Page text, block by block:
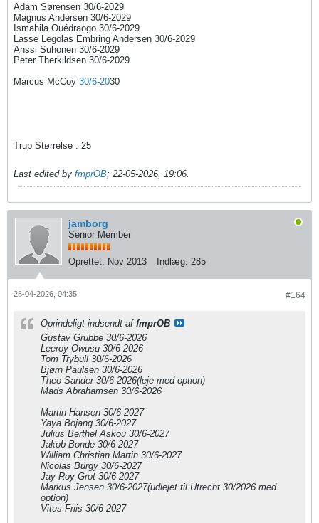
Adam Sørensen 30/6-2029​
Magnus Andersen 30/6-2029​
Ismahila Ouédraogo 30/6-2029
Lasse Legolas Embring Andersen 30/6-2029
Anssi Suhonen 30/6-2029
Peter Therkildsen 30/6-2029
Marcus McCoy 30/6-2030
Trup Størrelse : 25
Last edited by fmprOB; 22-05-2026, 19:06
jamborg
Senior Member
Oprettet: Nov 2013 Indlæg: 285
#164
28-04-2026, 04:35
Oprindeligt indsendt af fmprOB
Gustav Grubbe 30/6-2026
Leeroy Owusu 30/6-2026
Tom Trybull 30/6-2026
Bjørn Paulsen 30/6-2026
Theo Sander 30/6-2026(leje med option)
Mads Abrahamsen 30/6-2026
Martin Hansen 30/6-2027
Yaya Bojang 30/6-2027
Julius Berthel Askou 30/6-2027
Jakob Bonde 30/6-2027
William Christian Martin 30/6-2027
Nicolas Bürgy 30/6-2027
Jay-Roy Grot 30/6-2027
Markus Jensen 30/6-2027(udlejet til Utrecht 30/2026 med
option)
Vitus Friis 30/6-2027